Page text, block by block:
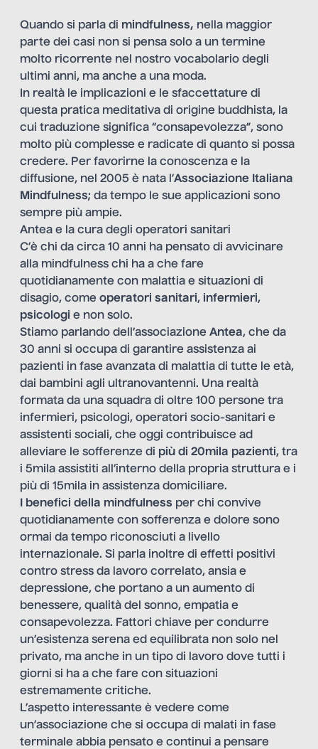
Quando si parla di mindfulness, nella maggior
parte dei casi non si pensa solo a un termine
molto ricorrente nel nostro vocabolario degli
ultimi anni, ma anche a una moda.
In realtà le implicazioni e le sfaccettature di
questa pratica meditativa di origine buddhista, la
cui traduzione significa “consapevolezza”, sono
molto più complesse e radicate di quanto si possa
credere. Per favorirne la conoscenza e la
diffusione, nel 2005 è nata l’Associazione Italiana
Mindfulness; da tempo le sue applicazioni sono
sempre più ampie.
Antea e la cura degli operatori sanitari
C’è chi da circa 10 anni ha pensato di avvicinare
alla mindfulness chi ha a che fare
quotidianamente con malattia e situazioni di
disagio, come operatori sanitari, infermieri,
psicologi e non solo.
Stiamo parlando dell’associazione Antea, che da
30 anni si occupa di garantire assistenza ai
pazienti in fase avanzata di malattia di tutte le età,
dai bambini agli ultranovantenni. Una realtà
formata da una squadra di oltre 100 persone tra
infermieri, psicologi, operatori socio-sanitari e
assistenti sociali, che oggi contribuisce ad
alleviare le sofferenze di più di 20mila pazienti, tra
i 5mila assistiti all’interno della propria struttura e i
più di 15mila in assistenza domiciliare.
I benefici della mindfulness per chi convive
quotidianamente con sofferenza e dolore sono
ormai da tempo riconosciuti a livello
internazionale. Si parla inoltre di effetti positivi
contro stress da lavoro correlato, ansia e
depressione, che portano a un aumento di
benessere, qualità del sonno, empatia e
consapevolezza. Fattori chiave per condurre
un’esistenza serena ed equilibrata non solo nel
privato, ma anche in un tipo di lavoro dove tutti i
giorni si ha a che fare con situazioni
estremamente critiche.
L’aspetto interessante è vedere come
un’associazione che si occupa di malati in fase
terminale abbia pensato e continui a pensare